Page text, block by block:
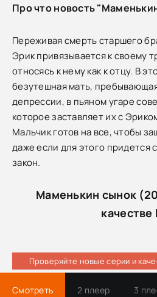
Про что новость
Переживая смерть старшего
Эрик привязывается к своему
относясь к нему как к отцу. В
безутешная мать,
депрессии, в пьяном угаре
которое заставляет их с
Мальчик готов на все, чтобы
даже если для этого придется
закон.
Маменькин сынок
качестве
Проверяйте новые серии и
Смотреть 2 плеер 3